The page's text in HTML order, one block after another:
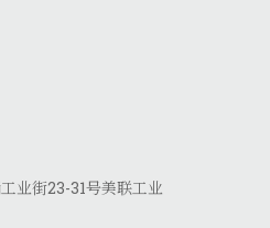
业街23-31号美联工业